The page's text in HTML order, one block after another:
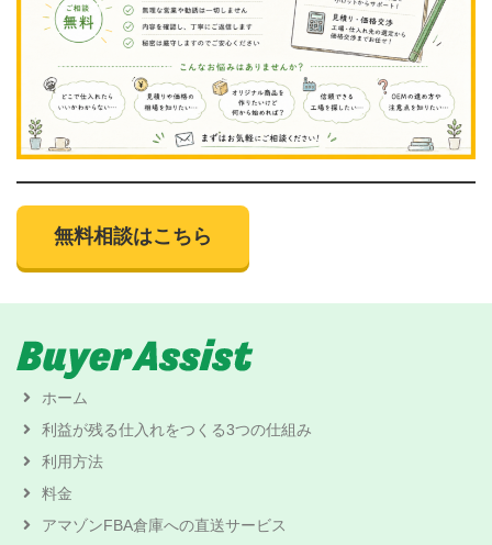
無料相談はこちら
ホーム
利益が残る仕入れをつくる3つの仕組み
利用方法
料金
アマゾンFBA倉庫への直送サービス